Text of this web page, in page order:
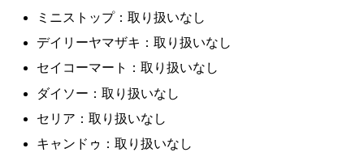
ミニストップ：取り扱いなし
デイリーヤマザキ：取り扱いなし
セイコーマート：取り扱いなし
ダイソー：取り扱いなし
セリア：取り扱いなし
キャンドゥ：取り扱いなし